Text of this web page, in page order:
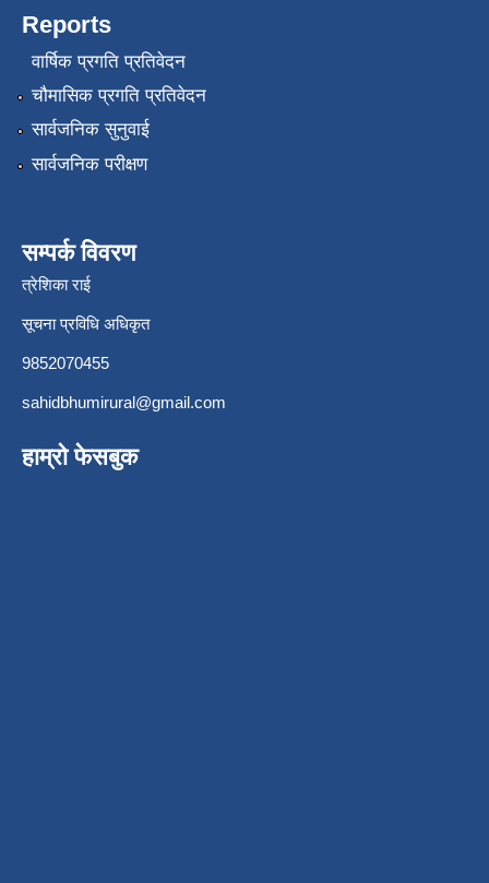
Reports
वार्षिक प्रगति प्रतिवेदन
चौमासिक प्रगति प्रतिवेदन
सार्वजनिक सुनुवाई
सार्वजनिक परीक्षण
सम्पर्क विवरण
त्रेशिका राई
सूचना प्रविधि अधिकृत
9852070455
sahidbhumirural@gmail.com
हाम्रो फेसबुक